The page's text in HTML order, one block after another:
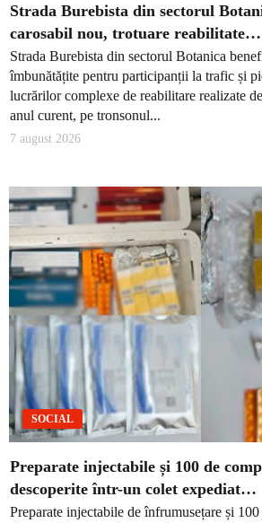
Strada Burebista din sectorul
carosabil nou, trotuare reabilitate…
Strada Burebista din sectorul Botanica
îmbunătățite pentru participanții la trafic și
lucrărilor complexe de reabilitare realizate
anul curent, pe tronsonul...
7 august 2026
SOCIAL
Preparate injectabile și 100 de
descoperite într-un colet expediat…
Preparate injectabile de înfrumusețare și